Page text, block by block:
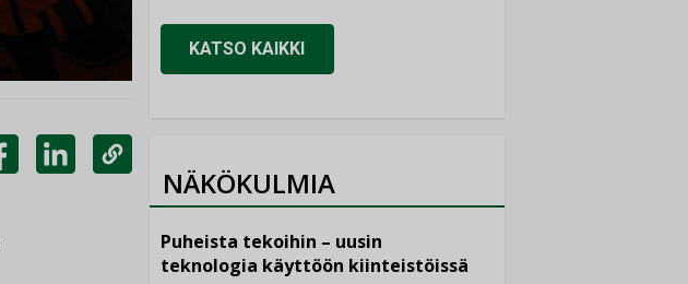
FACEBOOKISSA
LINKEDINISSÄ
KOPIOI
LINKKI
KATSO KAIKKI
NÄKÖKULMIA
Puheista tekoihin – uusin
teknologia käyttöön kiinteistöissä